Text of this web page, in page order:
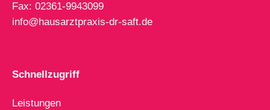
Fax: 02361-9943099
info@hausarztpraxis-dr-saft.de
Schnellzugriff
Leistungen